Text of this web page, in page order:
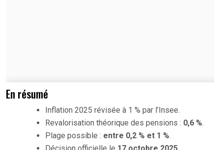
En résumé
Inflation 2025 révisée à 1 % par l’Insee.
Revalorisation théorique des pensions : 0,6 %.
Plage possible : entre 0,2 % et 1 %.